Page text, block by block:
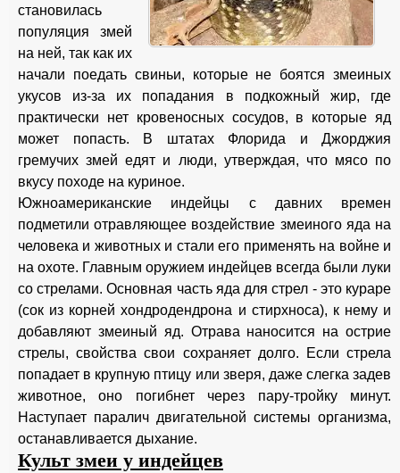
становилась
популяция змей
на ней, так как их
начали поедать свиньи, которые не боятся змеиных
укусов из-за их попадания в подкожный жир, где
практически нет кровеносных сосудов, в которые яд
может попасть. В штатах Флорида и Джорджия
гремучих змей едят и люди, утверждая, что мясо по
вкусу походе на куриное.
Южноамериканские индейцы с давних времен
подметили отравляющее воздействие змеиного яда на
человека и животных и стали его применять на войне и
на охоте. Главным оружием индейцев всегда были луки
со стрелами. Основная часть яда для стрел - это кураре
(сок из корней хондродендрона и стирхноса), к нему и
добавляют змеиный яд. Отрава наносится на острие
стрелы, свойства свои сохраняет долго. Если стрела
попадает в крупную птицу или зверя, даже слегка задев
животное, оно погибнет через пару-тройку минут.
Наступает паралич двигательной системы организма,
останавливается дыхание.
Культ змеи у индейцев